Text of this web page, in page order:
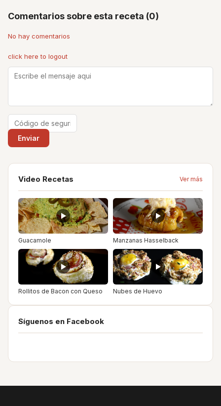
Comentarios sobre esta receta (0)
No hay comentarios
click here to logout
Video Recetas Ver más
Guacamole Manzanas Hasselback
Rollitos de Bacon con Queso Nubes de Huevo
Síguenos en Facebook